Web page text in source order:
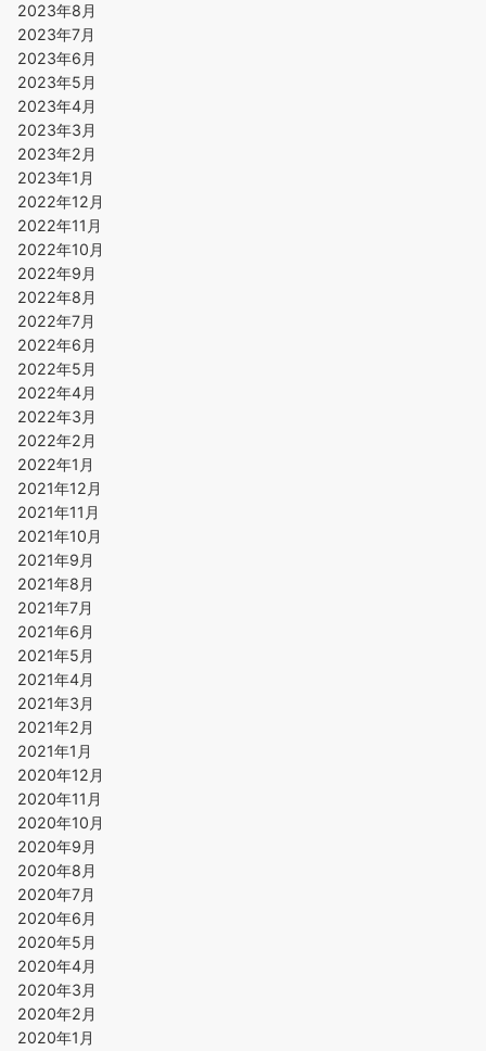
2023年8月
2023年7月
2023年6月
2023年5月
2023年4月
2023年3月
2023年2月
2023年1月
2022年12月
2022年11月
2022年10月
2022年9月
2022年8月
2022年7月
2022年6月
2022年5月
2022年4月
2022年3月
2022年2月
2022年1月
2021年12月
2021年11月
2021年10月
2021年9月
2021年8月
2021年7月
2021年6月
2021年5月
2021年4月
2021年3月
2021年2月
2021年1月
2020年12月
2020年11月
2020年10月
2020年9月
2020年8月
2020年7月
2020年6月
2020年5月
2020年4月
2020年3月
2020年2月
2020年1月